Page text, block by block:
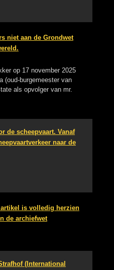
niet aan de Grondwet
op 17 november 2025
(oud-burgemeester van
als opvolger van mr.
de scheepvaart. Vanaf
naar de
is volledig herzien
de archiefwet
(International